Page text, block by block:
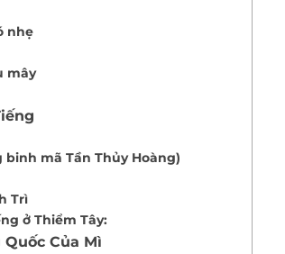
nhẹ
mây
mã Tần Thủy Hoàng)
Trì
ở Thiểm Tây:
Của Mì